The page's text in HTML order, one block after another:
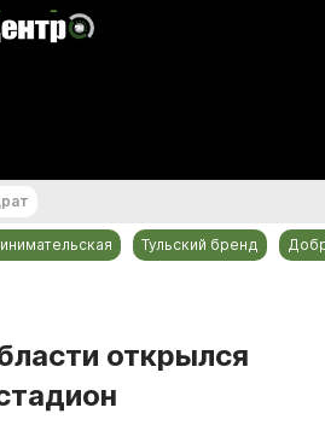
Тульский бренд
открылся